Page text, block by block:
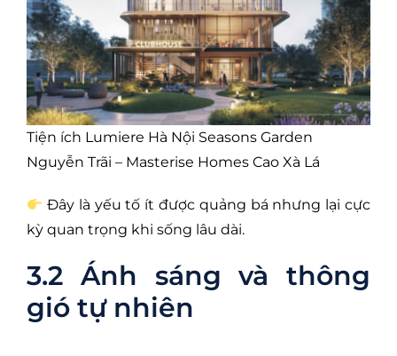
Tiện ích Lumiere Hà Nội Seasons Garden
Nguyễn Trãi – Masterise Homes Cao Xà Lá
Đây là yếu tố ít được quảng bá nhưng lại cực
kỳ quan trọng khi sống lâu dài.
3.2 Ánh sáng và thông
gió tự nhiên